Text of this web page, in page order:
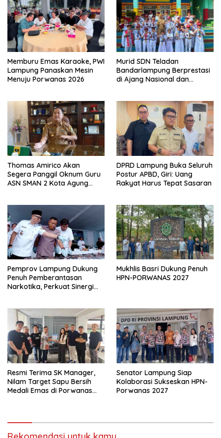
Memburu Emas Karaoke, PWI
Lampung Panaskan Mesin
Menuju Porwanas 2026
Murid SDN Teladan
Bandarlampung Berprestasi
di Ajang Nasional dan
Thomas Amirico Akan
Segera Panggil Oknum Guru
ASN SMAN 2 Kota Agung
DPRD Lampung Buka Seluruh
Postur APBD, Giri: Uang
Rakyat Harus Tepat Sasaran
Pemprov Lampung Dukung
Penuh Pemberantasan
Narkotika, Perkuat Sinergi
Mukhlis Basri Dukung Penuh
HPN-PORWANAS 2027
Resmi Terima SK Manager,
Nilam Target Sapu Bersih
Medali Emas di Porwanas
Senator Lampung Siap
Kolaborasi Sukseskan HPN-
Porwanas 2027